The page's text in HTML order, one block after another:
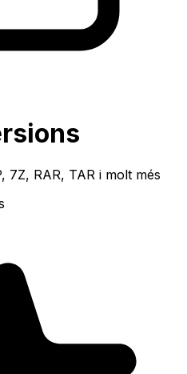
7Z, RAR, TAR i molt més